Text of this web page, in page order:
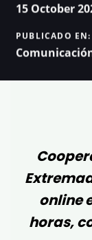
15 October
PUBLICADO EN:
online
horas,